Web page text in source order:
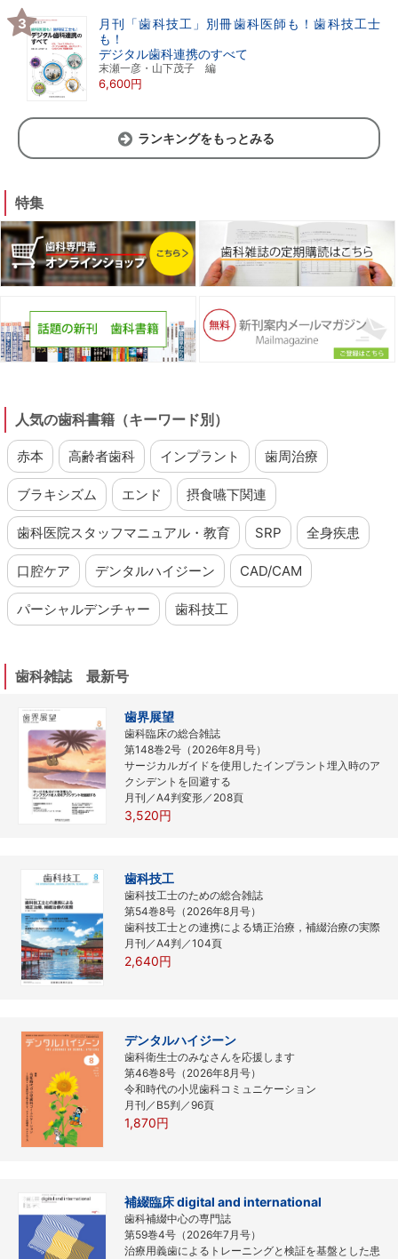
月刊「歯科技工」別冊歯科医師も！歯科技工士
も！
デジタル歯科連携のすべて
末瀬一彦・山下茂子 編
6,600円
ランキングをもっとみる
特集
人気の歯科書籍（キーワード別）
赤本 高齢者歯科 インプラント 歯周治療
ブラキシズム エンド 摂食嚥下関連
歯科医院スタッフマニュアル・教育 SRP 全身疾患
口腔ケア デンタルハイジーン CAD/CAM
パーシャルデンチャー 歯科技工
歯科雑誌 最新号
歯界展望
歯科臨床の総合雑誌
第148巻2号（2026年8月号）
サージカルガイドを使用したインプラント埋入時のア
クシデントを回避する
月刊／A4判変形／208頁
3,520円
歯科技工
歯科技工士のための総合雑誌
第54巻8号（2026年8月号）
歯科技工士との連携による矯正治療，補綴治療の実際
月刊／A4判／104頁
2,640円
デンタルハイジーン
歯科衛生士のみなさんを応援します
第46巻8号（2026年8月号）
令和時代の小児歯科コミュニケーション
月刊／B5判／96頁
1,870円
補綴臨床 digital and international
歯科補綴中心の専門誌
第59巻4号（2026年7月号）
治療用義歯によるトレーニングと検証を基盤とした患